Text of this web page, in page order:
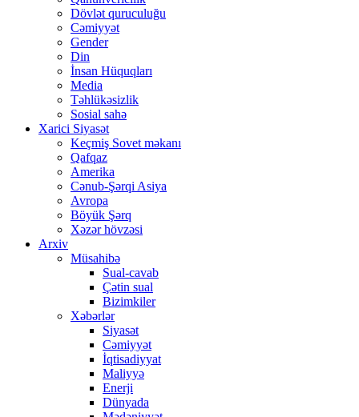
Dövlət quruculuğu
Cəmiyyət
Gender
Din
İnsan Hüquqları
Media
Təhlükəsizlik
Sosial sahə
Xarici Siyasət
Keçmiş Sovet məkanı
Qafqaz
Amerika
Cənub-Şərqi Asiya
Avropa
Böyük Şərq
Xəzər hövzəsi
Arxiv
Müsahibə
Sual-cavab
Çətin sual
Bizimkiler
Xəbərlər
Siyasət
Cəmiyyət
İqtisadiyyat
Maliyyə
Enerji
Dünyada